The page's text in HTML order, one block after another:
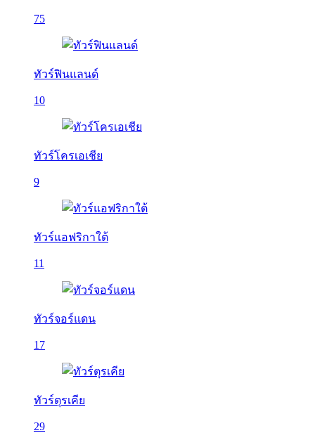
75
ทัวร์ฟินแลนด์
10
ทัวร์โครเอเชีย
9
ทัวร์แอฟริกาใต้
11
ทัวร์จอร์แดน
17
ทัวร์ตุรเคีย
29